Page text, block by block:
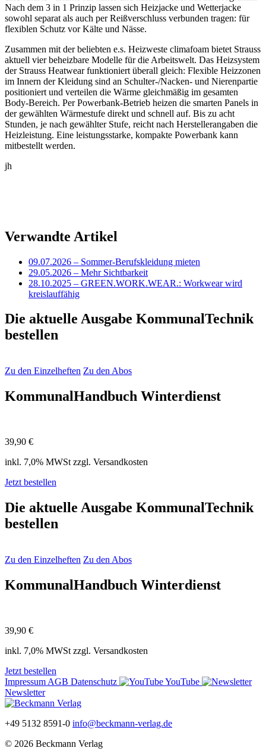
Nach dem 3 in 1 Prinzip lassen sich Heizjacke und Wetterjacke
sowohl separat als auch per Reißverschluss verbunden tragen: für
flexiblen Schutz vor Kälte und Nässe.
Zusammen mit der beliebten e.s. Heizweste climafoam bietet Strauss
aktuell vier beheizbare Modelle für die Arbeitswelt. Das Heizsystem
der Strauss Heatwear funktioniert überall gleich: Flexible Heizzonen
im Innern der Kleidung sind an Schulter-/Nacken- und Nierenpartie
positioniert und verteilen die Wärme gleichmäßig im gesamten
Body-Bereich. Per Powerbank-Betrieb heizen die smarten Panels in
der gewählten Wärmestufe direkt und schnell auf. Bis zu acht
Stunden, je nach gewählter Stufe, reicht nach Herstellerangaben die
Heizleistung. Eine leistungsstarke, kompakte Powerbank kann
mitbestellt werden.
jh
Verwandte Artikel
09.07.2026 – Sommer-Berufskleidung mieten
29.05.2026 – Mehr Sichtbarkeit
28.10.2025 – GREEN.WORK.WEAR.: Workwear wird
kreislauffähig
Die aktuelle Ausgabe KommunalTechnik
bestellen
Zu den Einzelheften Zu den Abos
KommunalHandbuch Winterdienst
39,90 €
inkl. 7,0% MWSt zzgl. Versandkosten
Jetzt bestellen
Die aktuelle Ausgabe KommunalTechnik
bestellen
Zu den Einzelheften Zu den Abos
KommunalHandbuch Winterdienst
39,90 €
inkl. 7,0% MWSt zzgl. Versandkosten
Jetzt bestellen
Impressum AGB Datenschutz
YouTube
Newsletter
+49 5132 8591-0 info@beckmann-verlag.de
© 2026 Beckmann Verlag